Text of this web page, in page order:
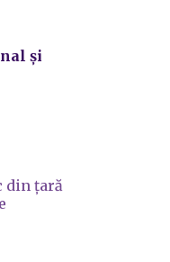
și
din ţară